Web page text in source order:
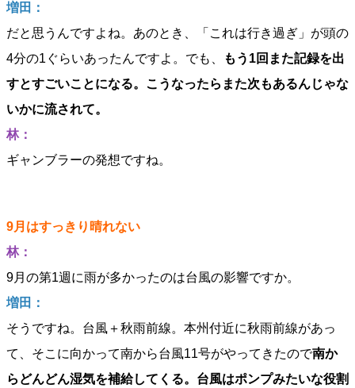
増田：
だと思うんですよね。あのとき、「これは行き過ぎ」が頭の
4分の1ぐらいあったんですよ。でも、
もう1回また記録を出
すとすごいことになる。こうなったらまた次もあるんじゃな
いかに流されて。
林：
ギャンブラーの発想ですね。
9月はすっきり晴れない
林：
9月の第1週に雨が多かったのは台風の影響ですか。
増田：
そうですね。台風＋秋雨前線。本州付近に秋雨前線があっ
て、そこに向かって南から台風11号がやってきたので南か
らどんどん湿気を補給してくる。台風はポンプみたいな役割